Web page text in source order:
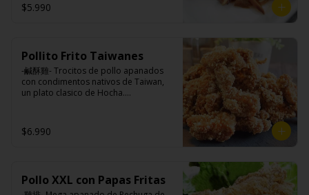
jengibre, cebollín, salsa de soya, ajo,
agua, azúcar, bolsa de hierba (canela,
anís, pimienta y comino), mirin (azúcar,
arroz, agua, alcohol) , cilantro, cebollín,
aceite de sesamo, salsa de ajo (ajo,
$5.990
Pollito Frito Taiwanes
-鹹酥雞- Trocitos de pollo apanados
con condimentos nativos de Taiwan,
un plato clasico de Hocha.
Ingredientes:
Pechuga de pollo con hueso, harina de
pimienta, sal, ajo, cebollín, azúcar.
$6.990
Pollo XXL con Papas Fritas